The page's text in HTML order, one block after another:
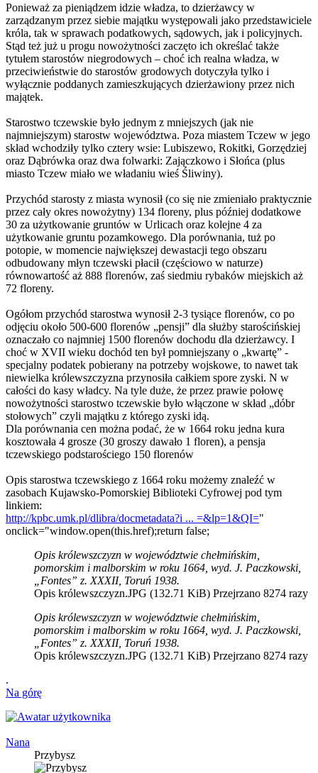
Ponieważ za pieniądzem idzie władza, to dzierżawcy w
zarządzanym przez siebie majątku występowali jako przedstawiciele
króla, tak w sprawach podatkowych, sądowych, jak i policyjnych.
Stąd też już u progu nowożytności zaczęto ich określać także
tytułem starostów niegrodowych – choć ich realna władza, w
przeciwieństwie do starostów grodowych dotyczyła tylko i
wyłącznie poddanych zamieszkujących dzierżawiony przez nich
majątek.
Starostwo tczewskie było jednym z mniejszych (jak nie
najmniejszym) starostw województwa. Poza miastem Tczew w jego
skład wchodziły tylko cztery wsie: Lubiszewo, Rokitki, Gorzędziej
oraz Dąbrówka oraz dwa folwarki: Zajączkowo i Słońca (plus
miasto Tczew miało we władaniu wieś Śliwiny).
Przychód starosty z miasta wynosił (co się nie zmieniało praktycznie
przez cały okres nowożytny) 134 floreny, plus później dodatkowe
30 za użytkowanie gruntów w Urlicach oraz kolejne 4 za
użytkowanie gruntu pozamkowego. Dla porównania, tuż po
potopie, w momencie największej dewastacji tego obszaru
odbudowany młyn tczewski płacił (częściowo w naturze)
równowartość aż 888 florenów, zaś siedmiu rybaków miejskich aż
72 floreny.
Ogółom przychód starostwa wynosił 2-3 tysiące florenów, co po
odjęciu około 500-600 florenów „pensji” dla służby starościńskiej
oznaczało co najmniej 1500 florenów dochodu dla dzierżawcy. I
choć w XVII wieku dochód ten był pomniejszany o „kwartę” -
specjalny podatek pobierany na potrzeby wojskowe, to nawet tak
niewielka królewszczyzna przynosiła całkiem spore zyski. N w
całości do kasy władcy. Na tyle duże, że przez prawie połowę
nowożytności starostwo tczewskie było włączone w skład „dóbr
stołowych” czyli majątku z którego zyski idą.
Dla porównania cen można podać, że w 1664 roku jedna kura
kosztowała 4 grosze (30 groszy dawało 1 floren), a pensja
tczewskiego podstarościego 150 florenów
Opis starostwa tczewskiego z 1664 roku możemy znaleźć w
zasobach Kujawsko-Pomorskiej Biblioteki Cyfrowej pod tym
linkiem:
http://kpbc.umk.pl/dlibra/docmetadata?i ... =&lp=1&QI="
onclick="window.open(this.href);return false;
Opis królewszczyzn w województwie chełmińskim,
pomorskim i malborskim w roku 1664, wyd. J. Paczkowski,
„Fontes” z. XXXII, Toruń 1938.
Opis królewszczyzn.JPG (132.71 KiB) Przejrzano 8274 razy
Opis królewszczyzn w województwie chełmińskim,
pomorskim i malborskim w roku 1664, wyd. J. Paczkowski,
„Fontes” z. XXXII, Toruń 1938.
Opis królewszczyzn.JPG (132.71 KiB) Przejrzano 8274 razy
.
Na górę
Nana
Przybysz